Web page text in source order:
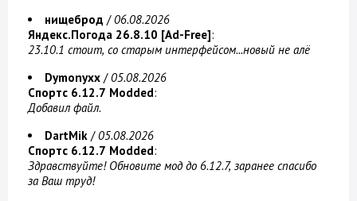
нищеброд /06.08.2026
Яндекс.Погода 26.8.10 [Ad-Free]:
23.10.1 стоит, со старым интерфейсом...новый не алё
Dymonyxx /05.08.2026
Спортс 6.12.7 Modded:
Добавил файл.
DartMik /05.08.2026
Спортс 6.12.7 Modded:
Здравствуйте! Обновите мод до 6.12.7, заранее спасибо
за Ваш труд!